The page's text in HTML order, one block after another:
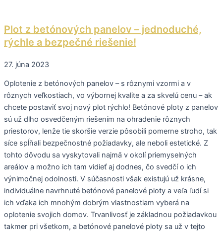
Plot z betónových panelov – jednoduché,
rýchle a bezpečné riešenie!
27. júna 2023
Oplotenie z betónových panelov – s rôznymi vzormi a v
rôznych veľkostiach, vo výbornej kvalite a za skvelú cenu – ak
chcete postaviť svoj nový plot rýchlo! Betónové ploty z panelov
sú už dlho osvedčeným riešením na ohradenie rôznych
priestorov, lenže tie skoršie verzie pôsobili pomerne stroho, tak
síce spĺňali bezpečnostné požiadavky, ale neboli estetické. Z
tohto dôvodu sa vyskytovali najmä v okolí priemyselných
areálov a možno ich tam vidieť aj dodnes, čo svedčí o ich
výnimočnej odolnosti. V súčasnosti však existujú už krásne,
individuálne navrhnuté betónové panelové ploty a veľa ľudí si
ich vďaka ich mnohým dobrým vlastnostiam vyberá na
oplotenie svojich domov. Trvanlivosť je základnou požiadavkou
takmer pri všetkom, a betónové panelové ploty sa už v tejto